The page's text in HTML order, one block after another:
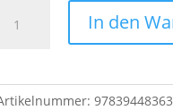
Licht
Menge
In den